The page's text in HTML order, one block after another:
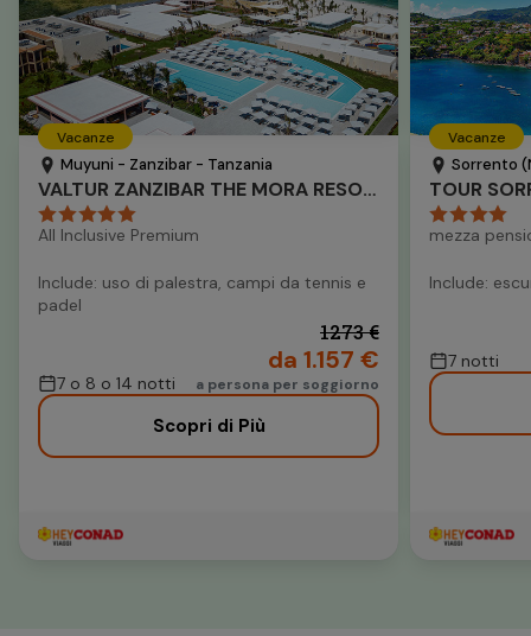
Vacanze
Muyuni - Zanzibar - Tanzania
VALTUR ZANZIBAR THE MORA RESORT
All Inclusive Premium
Include: uso di palestra, campi da tennis e
padel
7 o 8 o 14 notti
1273 €
da 1.157 €
a persona per soggiorno
Scopri di Più
Vacanze
Sorrento
TOUR
mezza
Include:
7 notti